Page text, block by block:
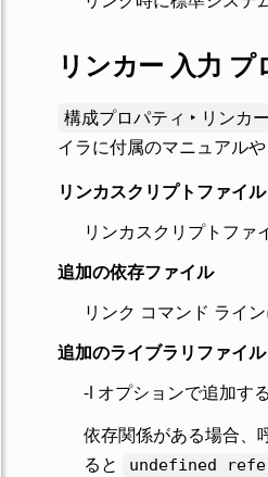
リンカー 入力
構成プロパティ ‣ リンカ
イラに付属のマニュアルや
リンカスクリプトファイル
リンカスクリプトファ
追加の依存ファイル
リンク コマンド ライ
追加のライブラリファイル
-l オプションで追加す
依存関係がある場合、
ると
undefined